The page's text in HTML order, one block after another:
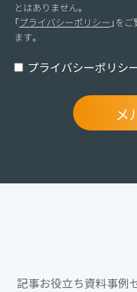
とはありません。
「プライバシーポリシー 」を
ます。
プライバシーポリシ
記事お役立ち資料事例